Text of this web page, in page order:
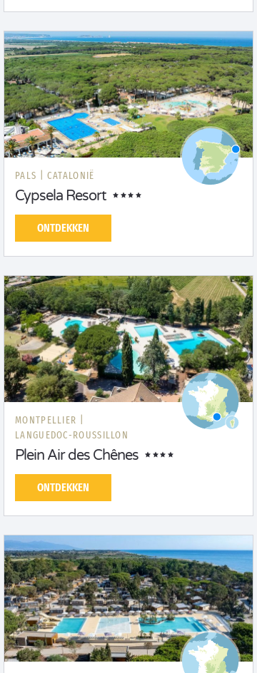
PALS | CATALONIË
Cypsela Resort
ONTDEKKEN
MONTPELLIER |
LANGUEDOC-ROUSSILLON
Plein Air des Chênes
ONTDEKKEN